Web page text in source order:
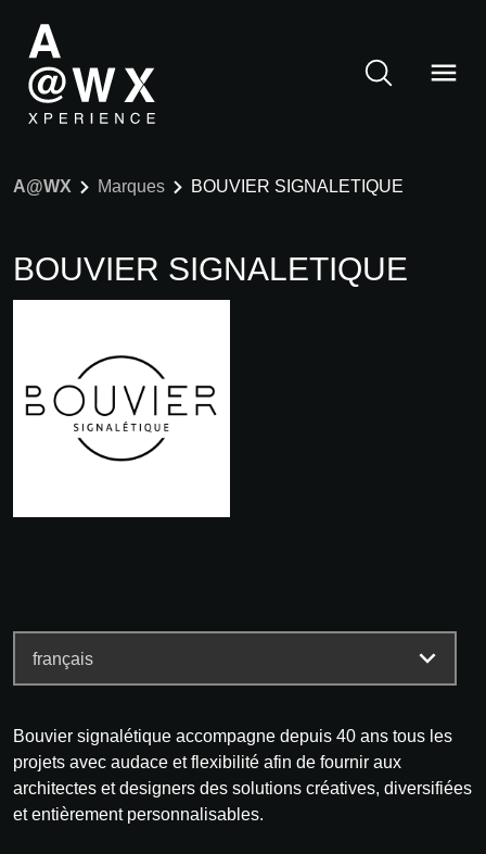
A@WX Marques BOUVIER SIGNALETIQUE
BOUVIER SIGNALETIQUE
Bouvier signalétique accompagne depuis 40 ans tous les
projets avec audace et flexibilité afin de fournir aux
architectes et designers des solutions créatives, diversifiées
et entièrement personnalisables.